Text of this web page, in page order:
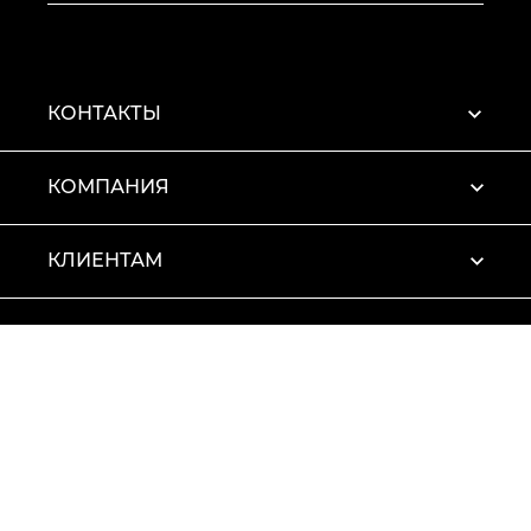
КОНТАКТЫ
КОМПАНИЯ
КЛИЕНТАМ